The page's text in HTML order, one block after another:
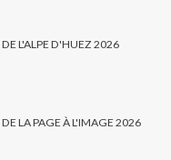
DE L'ALPE D'HUEZ 2026
DE LA PAGE À L'IMAGE 2026